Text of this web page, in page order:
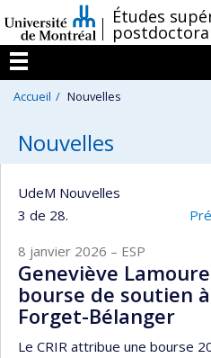
au
contenu
/Études
Menu
Accueil Nouvelles
Nouvelles
UdeM Nouvelles
3 de 28.
8 janvier 2026 – ESP
Geneviève
bourse de soutien
Forget-Bélanger
Le CRIR attribue une bourse